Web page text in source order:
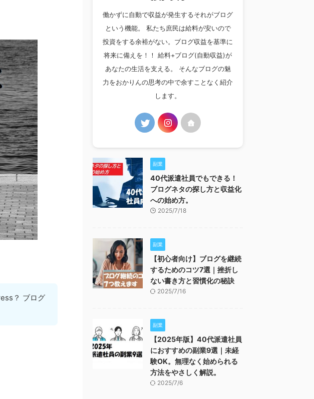
？ ブログ
働かずに自動で収益が発生するそれがブログ
という機能。 私たち庶民は給料が安いので
投資をする余裕がない。ブログ収益を基準に
将来に備えを！！ 給料+ブログ(自動収益)が
あなたの生活を支える。 そんなブログの魅
力をおかりんの思考の中で余すことなく紹介
します。
副業
40代派遣社員でもできる！
ブログネタの探し方と収益化
への始め方。
2025/7/18
副業
【初心者向け】ブログを継続
するためのコツ7選｜挫折し
ない書き方と習慣化の秘訣
2025/7/16
副業
【2025年版】40代派遣社員
におすすめの副業9選｜未経
験OK。無理なく始められる
方法をやさしく解説。
2025/7/6